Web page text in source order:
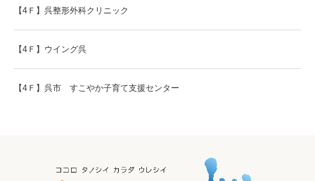
【4Ｆ】呉整形外科クリニック
【4Ｆ】ウイング呉
【4Ｆ】呉市 すこやか子育て支援センター